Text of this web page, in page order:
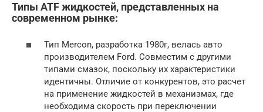
Типы ATF жидкостей, представленных на
современном рынке:
Тип Mercon, разработка 1980г, велась авто
производителем Ford. Совместим с другими
типами смазок, поскольку их характеристики
идентичны. Отличие от конкурентов, это расчет
на применение жидкостей в механизмах, где
необходима скорость при переключении